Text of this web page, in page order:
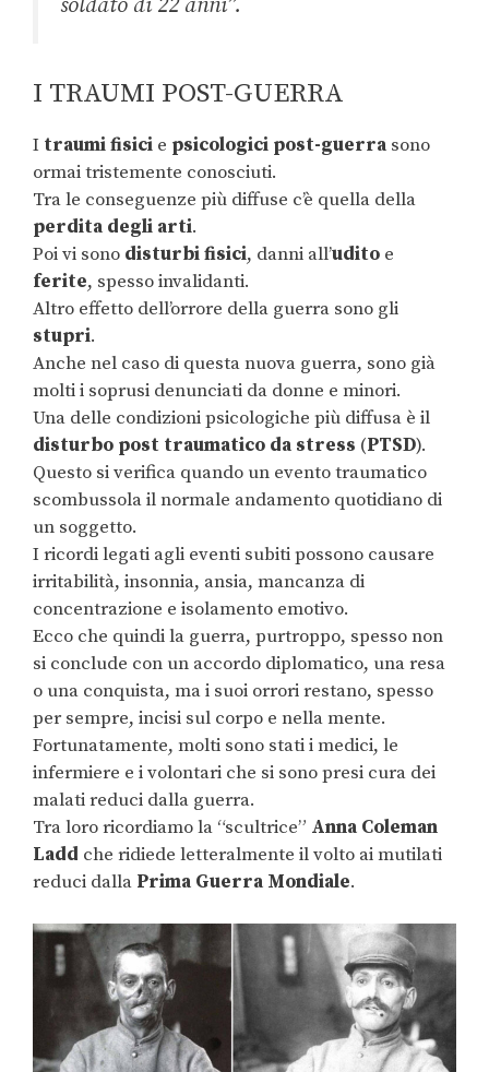
I TRAUMI POST-GUERRA
I traumi fisici e psicologici post-guerra sono
ormai tristemente conosciuti.
Tra le conseguenze più diffuse c’è quella della
perdita degli arti.
Poi vi sono disturbi fisici, danni all’udito e
ferite, spesso invalidanti.
Altro effetto dell’orrore della guerra sono gli
stupri.
Anche nel caso di questa nuova guerra, sono già
molti i soprusi denunciati da donne e minori.
Una delle condizioni psicologiche più diffusa è il
disturbo post traumatico da stress (PTSD).
Questo si verifica quando un evento traumatico
scombussola il normale andamento quotidiano di
un soggetto.
I ricordi legati agli eventi subiti possono causare
irritabilità, insonnia, ansia, mancanza di
concentrazione e isolamento emotivo.
Ecco che quindi la guerra, purtroppo, spesso non
si conclude con un accordo diplomatico, una resa
o una conquista, ma i suoi orrori restano, spesso
per sempre, incisi sul corpo e nella mente.
Fortunatamente, molti sono stati i medici, le
infermiere e i volontari che si sono presi cura dei
malati reduci dalla guerra.
Tra loro ricordiamo la “scultrice” Anna Coleman
Ladd che ridiede letteralmente il volto ai mutilati
reduci dalla Prima Guerra Mondiale.